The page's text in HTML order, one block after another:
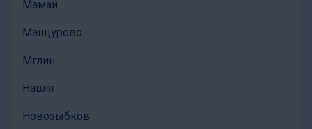
Мамай
Манцурово
Мглин
Навля
Новозыбков